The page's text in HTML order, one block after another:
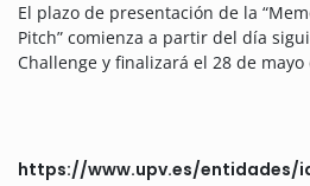
El plazo de presentación de la
Pitch” comienza a partir del día
Challenge y finalizará el 28 de mayo